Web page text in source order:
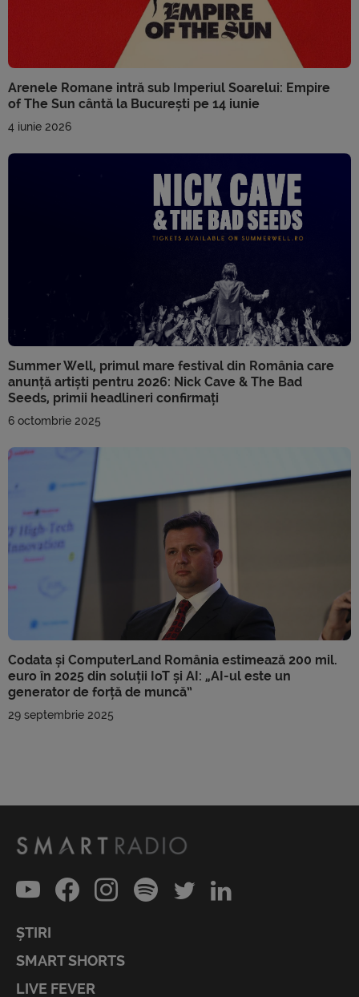
Arenele Romane intră sub Imperiul Soarelui: Empire
of The Sun cântă la București pe 14 iunie
4 iunie 2026
Summer Well, primul mare festival din România care
anunță artiști pentru 2026: Nick Cave & The Bad
Seeds, primii headlineri confirmați
6 octombrie 2025
Codata și ComputerLand România estimează 200 mil.
euro în 2025 din soluții IoT și AI: „AI-ul este un
generator de forță de muncă”
29 septembrie 2025
ȘTIRI
SMART SHORTS
LIVE FEVER